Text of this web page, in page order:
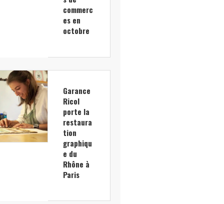
commerc
es en
octobre
Garance
Ricol
porte la
restaura
tion
graphiqu
e du
Rhône à
Paris